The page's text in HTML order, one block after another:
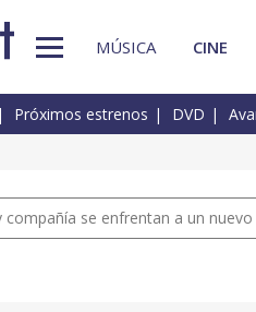
MÚSICA CINE
Próximos estrenos DVD
compañía se enfrentan a un